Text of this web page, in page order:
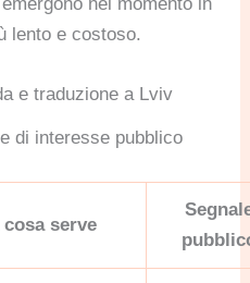
lento e costoso.
e traduzione a Lviv
di interesse pubblico
cosa serve